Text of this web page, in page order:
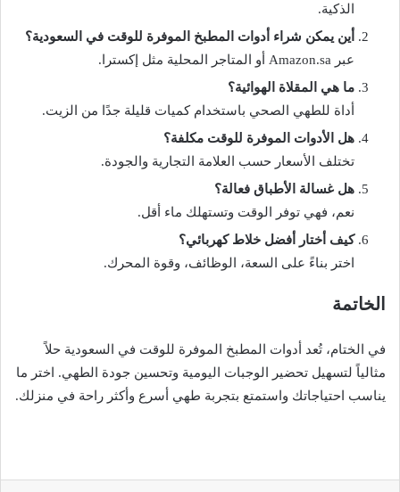
الذكية.
أين يمكن شراء أدوات المطبخ الموفرة للوقت في السعودية؟
عبر Amazon.sa أو المتاجر المحلية مثل إكسترا.
ما هي المقلاة الهوائية؟
أداة للطهي الصحي باستخدام كميات قليلة جدًا من الزيت.
هل الأدوات الموفرة للوقت مكلفة؟
تختلف الأسعار حسب العلامة التجارية والجودة.
هل غسالة الأطباق فعالة؟
نعم، فهي توفر الوقت وتستهلك ماء أقل.
كيف أختار أفضل خلاط كهربائي؟
اختر بناءً على السعة، الوظائف، وقوة المحرك.
الخاتمة
في الختام، تُعد أدوات المطبخ الموفرة للوقت في السعودية حلاً
مثالياً لتسهيل تحضير الوجبات اليومية وتحسين جودة الطهي. اختر ما
يناسب احتياجاتك واستمتع بتجربة طهي أسرع وأكثر راحة في منزلك.